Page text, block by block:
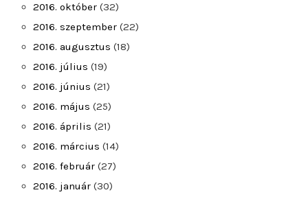
2016. október (32)
2016. szeptember (22)
2016. augusztus (18)
2016. július (19)
2016. június (21)
2016. május (25)
2016. április (21)
2016. március (14)
2016. február (27)
2016. január (30)